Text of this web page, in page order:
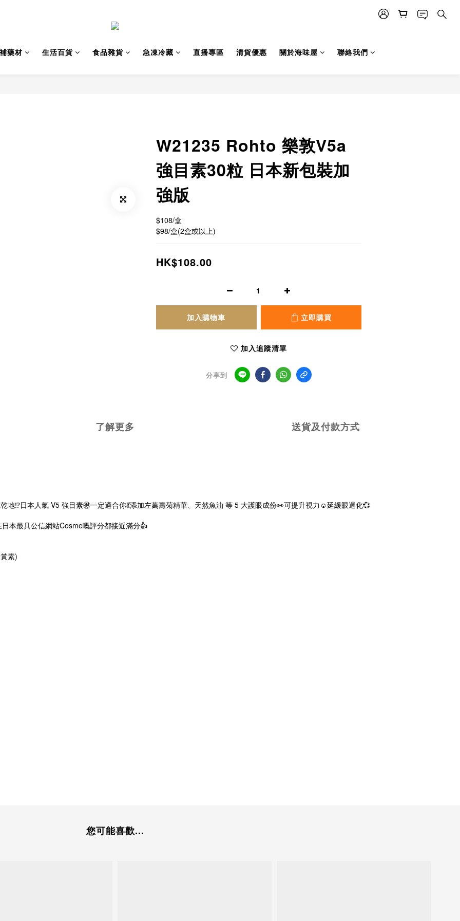
藥材 生活百貨 食品雜貨 急凍冷藏 直播專區 清貨優惠 關於海味屋 聯絡我們
W21235 Rohto 樂敦V5a
強目素30粒 日本新包裝加
強版
$108/盒
$98/盒(2盒或以上)
HK$108.00
加入購物車 立即購買
加入追蹤清單
分享到
了解更多 送貨及付款方式
地⁉️日本人氣 V5 強目素🉐一定適合你💃添加左萬壽菊精華、天然魚油 等 5 大護眼成份👀可提升視力☺️延緩眼退化💞
本最具公信網站Cosme嘅評分都接近滿分👍
素)
您可能喜歡...